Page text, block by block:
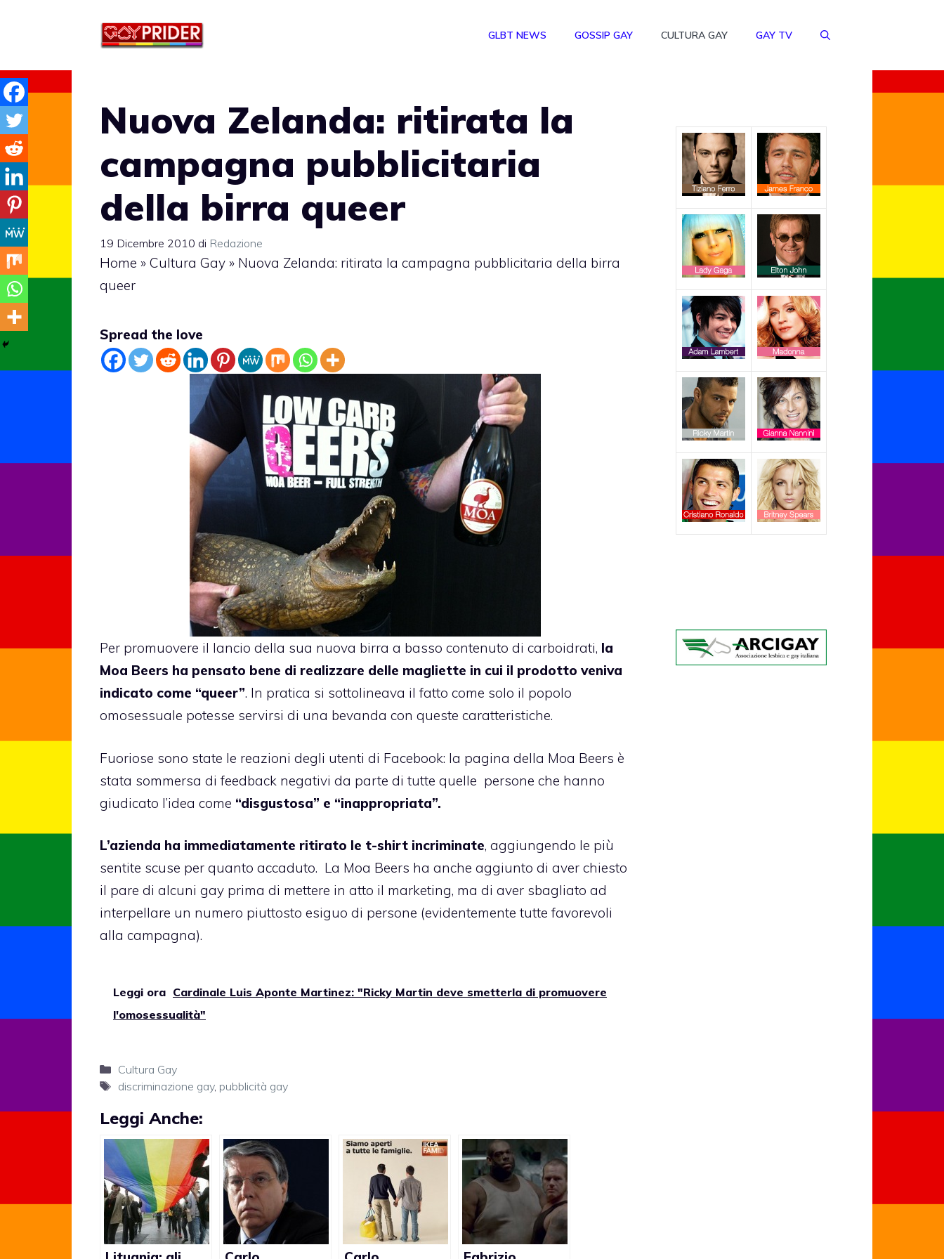
GLBT NEWS GOSSIP GAY CULTURA GAY GAY TV
Nuova Zelanda: ritirata la
campagna pubblicitaria
della birra queer
19 Dicembre 2010 di Redazione
Home » Cultura Gay » Nuova Zelanda: ritirata la campagna pubblicitaria della birra
queer
Spread the love
Per promuovere il lancio della sua nuova birra a basso contenuto di carboidrati, la
Moa Beers ha pensato bene di realizzare delle magliette in cui il prodotto veniva
indicato come “queer”. In pratica si sottolineava il fatto come solo il popolo
omosessuale potesse servirsi di una bevanda con queste caratteristiche.
Fuoriose sono state le reazioni degli utenti di Facebook: la pagina della Moa Beers è
stata sommersa di feedback negativi da parte di tutte quelle persone che hanno
giudicato l’idea come “disgustosa” e “inappropriata”.
L’azienda ha immediatamente ritirato le t-shirt incriminate, aggiungendo le più
sentite scuse per quanto accaduto. La Moa Beers ha anche aggiunto di aver chiesto
il pare di alcuni gay prima di mettere in atto il marketing, ma di aver sbagliato ad
interpellare un numero piuttosto esiguo di persone (evidentemente tutte favorevoli
alla campagna).
Leggi ora Cardinale Luis Aponte Martinez: "Ricky Martin deve smetterla di promuovere
l'omosessualità"
Categorie
Cultura Gay
Tag
discriminazione gay, pubblicità gay
Leggi Anche: